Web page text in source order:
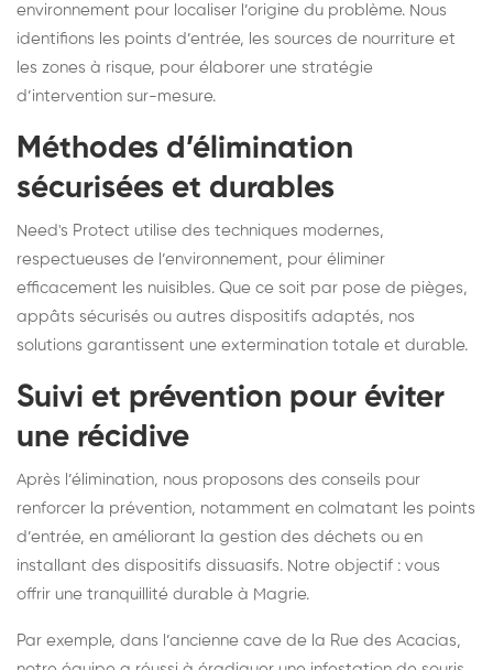
environnement pour localiser l’origine du problème. Nous
identifions les points d’entrée, les sources de nourriture et
les zones à risque, pour élaborer une stratégie
d’intervention sur-mesure.
Méthodes d’élimination
sécurisées et durables
Need's Protect utilise des techniques modernes,
respectueuses de l’environnement, pour éliminer
efficacement les nuisibles. Que ce soit par pose de pièges,
appâts sécurisés ou autres dispositifs adaptés, nos
solutions garantissent une extermination totale et durable.
Suivi et prévention pour éviter
une récidive
Après l’élimination, nous proposons des conseils pour
renforcer la prévention, notamment en colmatant les points
d’entrée, en améliorant la gestion des déchets ou en
installant des dispositifs dissuasifs. Notre objectif : vous
offrir une tranquillité durable à Magrie.
Par exemple, dans l’ancienne cave de la Rue des Acacias,